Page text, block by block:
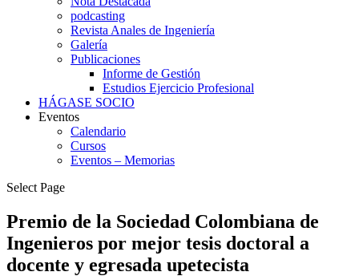
podcasting
Revista Anales de Ingeniería
Galería
Publicaciones
Informe de Gestión
Estudios Ejercicio Profesional
HÁGASE SOCIO
Eventos
Calendario
Cursos
Eventos – Memorias
Select Page
Premio de la Sociedad Colombiana de
Ingenieros por mejor tesis doctoral a
docente y egresada upetecista